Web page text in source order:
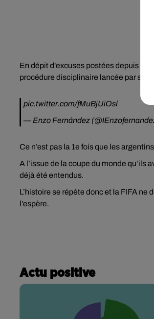
En dépit d'excuses postées depuis sur
procédure disciplinaire lancée par son
pic.twitter.com/fMuBjUiOsl
— Enzo Fernández
Ce n’est pas la 1e fois que les
A l’issue de la coupe du monde qu’ils
déjà été entendus.
L’histoire se répète donc et la FIFA
l’espère.
Actu positive